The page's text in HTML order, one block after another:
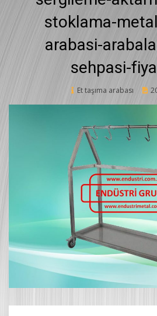
stoklama-
arabasi-
sehpasi-
Posted
12 Şubat 2020
Et taşıma arabası